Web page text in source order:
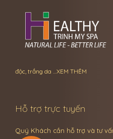
độc, trắng da …XEM THÊM
Hỗ trợ trực tuyến
Quý Khách cần hỗ trợ và tư